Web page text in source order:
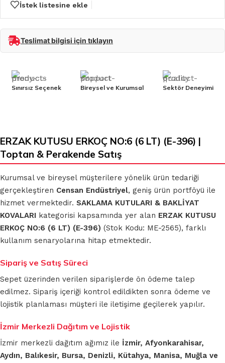
İstek listesine ekle
Teslimat bilgisi için tıklayın
Sınırsız Seçenek Bireysel ve Kurumsal Sektör Deneyimi
ERZAK KUTUSU ERKOÇ NO:6 (6 LT) (E-396) |
Toptan & Perakende Satış
Kurumsal ve bireysel müşterilere yönelik ürün tedariği
gerçekleştiren Censan Endüstriyel, geniş ürün portföyü ile
hizmet vermektedir. SAKLAMA KUTULARI & BAKLİYAT
KOVALARI kategorisi kapsamında yer alan ERZAK KUTUSU
ERKOÇ NO:6 (6 LT) (E-396) (Stok Kodu: ME-2565), farklı
kullanım senaryolarına hitap etmektedir.
Sipariş ve Satış Süreci
Sepet üzerinden verilen siparişlerde ön ödeme talep
edilmez. Sipariş içeriği kontrol edildikten sonra ödeme ve
lojistik planlaması müşteri ile iletişime geçilerek yapılır.
İzmir Merkezli Dağıtım ve Lojistik
İzmir merkezli dağıtım ağımız ile İzmir, Afyonkarahisar,
Aydın, Balıkesir, Bursa, Denizli, Kütahya, Manisa, Muğla ve